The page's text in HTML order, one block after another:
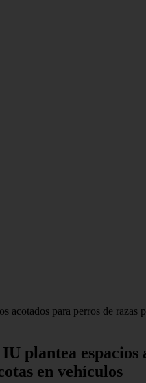
acotados para perros de
plantea
en vehículos